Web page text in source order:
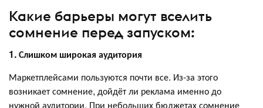
Какие барьеры могут вселить
сомнение перед запуском:
1. Слишком широкая аудитория
Маркетплейсами пользуются почти все. Из-за этого
возникает сомнение, дойдёт ли реклама именно до
нужной аудитории. При небольших бюджетах сомнение